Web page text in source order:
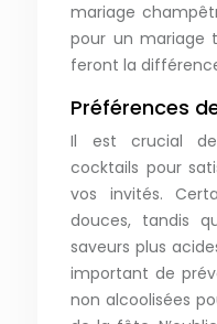
mariage
pour un mariage
feront la
Préférences
Il est crucial
cocktails pour
vos invités.
douces, tandis
saveurs plus
important de
non alcoolisées